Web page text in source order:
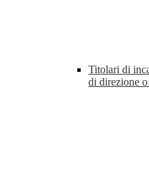
Titolari di
di direzione